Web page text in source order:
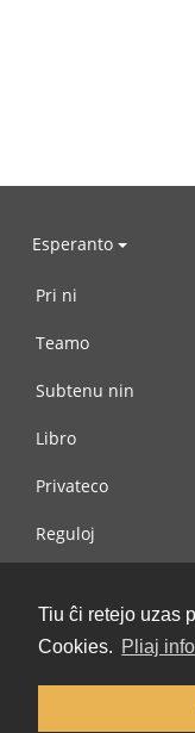
Tiu ĉi retejo uzas
Cookies. Pliaj
Esperanto
Pri ni
Teamo
Subtenu nin
Libro
Privateco
Reguloj